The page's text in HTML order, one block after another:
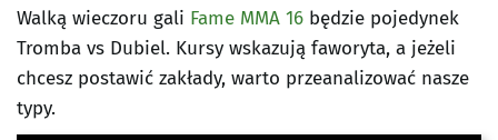
Walką wieczoru gali Fame MMA 16 będzie pojedynek
Tromba vs Dubiel. Kursy wskazują faworyta, a jeżeli
chcesz postawić zakłady, warto przeanalizować nasze
typy.